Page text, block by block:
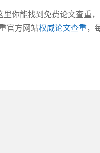
你能找到免费论文查重
官方网站权威论文查重，